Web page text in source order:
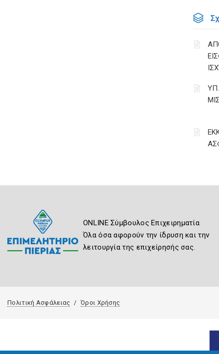
ONLINE Σύμβουλος Επιχειρηματία
Όλα όσα αφορούν την ίδρυση και την
λειτουργία της επιχείρησής σας.
Πολιτική Ασφάλειας Όροι Χρήσης